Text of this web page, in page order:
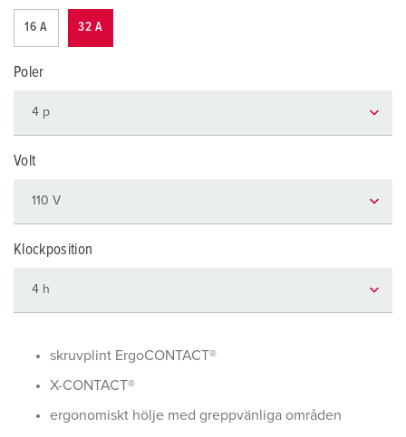
16 A 32 A
Poler
Volt
Klockposition
skruvplint ErgoCONTACT®
X-CONTACT®
ergonomiskt hölje med greppvänliga områden